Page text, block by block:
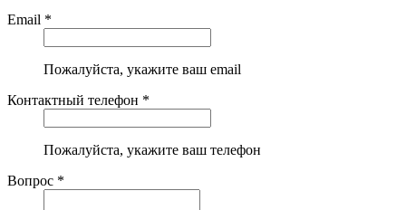
Email *
Пожалуйста, укажите ваш email
Контактный телефон *
Пожалуйста, укажите ваш телефон
Вопрос *